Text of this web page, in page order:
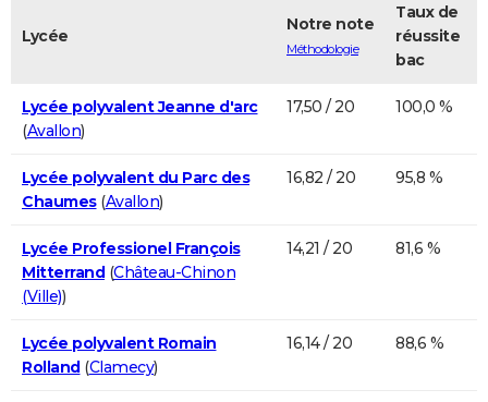
Lycée
Notre note
Méthodologie
Taux de
réussite
bac
Lycée polyvalent Jeanne d'arc
(Avallon)
17,50 / 20 100,0 %
Lycée polyvalent du Parc des
Chaumes(Avallon)
16,82 / 20 95,8 %
Lycée Professionel François
Mitterrand(Château-Chinon
(Ville))
14,21 / 20 81,6 %
Lycée polyvalent Romain
Rolland(Clamecy)
16,14 / 20 88,6 %